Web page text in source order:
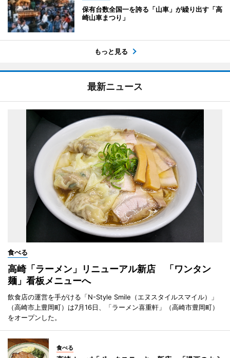
保有台数全国一を誇る「山車」が繰り出す「高
崎山車まつり」
もっと見る
最新ニュース
食べる
高崎「ラーメン」リニューアル新店 「ワンタン
麺」看板メニューへ
飲食店の運営を手がける「N-Style Smile（エヌスタイルスマイル）」
（高崎市上豊岡町）は7月16日、「ラーメン喜重軒」（高崎市豊岡町）
をオープンした。
食べる